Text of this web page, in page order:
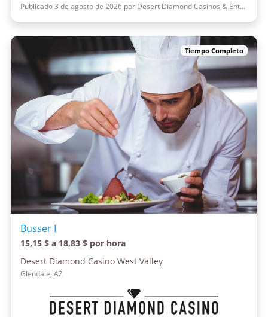
Publicado 3 de agosto de 2026 por Desert Diamond Casinos & Entertainment
Tiempo Completo
Busser I
15,15 $ a 18,83 $ por hora
Desert Diamond Casino West Valley
Glendale, AZ